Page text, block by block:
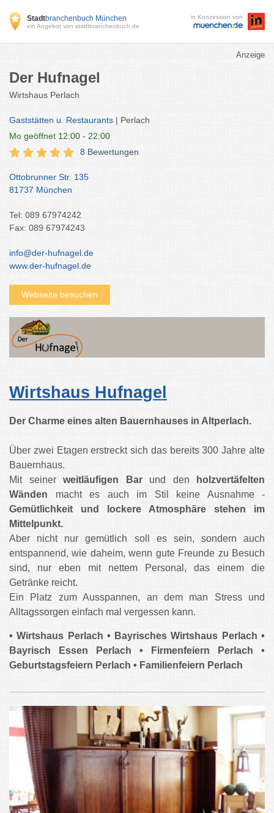
Stadtbranchenbuch München
ein Angebot von stadtbranchenbuch.de
in Konzession von
Anzeige
Der Hufnagel
Wirtshaus Perlach
Gaststätten u. Restaurants | Perlach
Mo geöffnet 12:00 - 22:00
8 Bewertungen
Ottobrunner Str. 135
81737 München
Tel: 089 67974242
Fax: 089 67974243
info@der-hufnagel.de
www.der-hufnagel.de
Webseite besuchen
Wirtshaus Hufnagel
Der Charme eines alten Bauernhauses in Altperlach.
Über zwei Etagen erstreckt sich das bereits 300 Jahre alte
Bauernhaus.
Mit seiner weitläufigen Barund den
holzvertäfelten
Wänden macht es auch im Stil keine Ausnahme -
Gemütlichkeit und lockere Atmosphäre stehen im
Mittelpunkt.
Aber nicht nur gemütlich soll es sein, sondern auch
entspannend, wie daheim, wenn gute Freunde zu Besuch
sind, nur eben mit nettem Personal, das einem die
Getränke reicht.
Ein Platz zum Ausspannen, an dem man Stress und
Alltagssorgen einfach mal vergessen kann.
• Wirtshaus Perlach • Bayrisches Wirtshaus Perlach •
Bayrisch Essen Perlach • Firmenfeiern Perlach •
Geburtstagsfeiern Perlach • Familienfeiern Perlach